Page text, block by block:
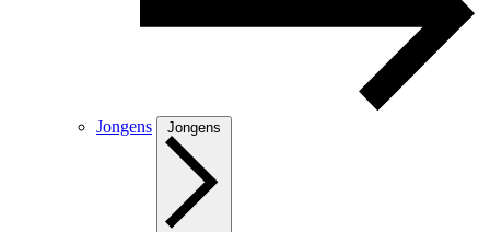
Jongens Jongens